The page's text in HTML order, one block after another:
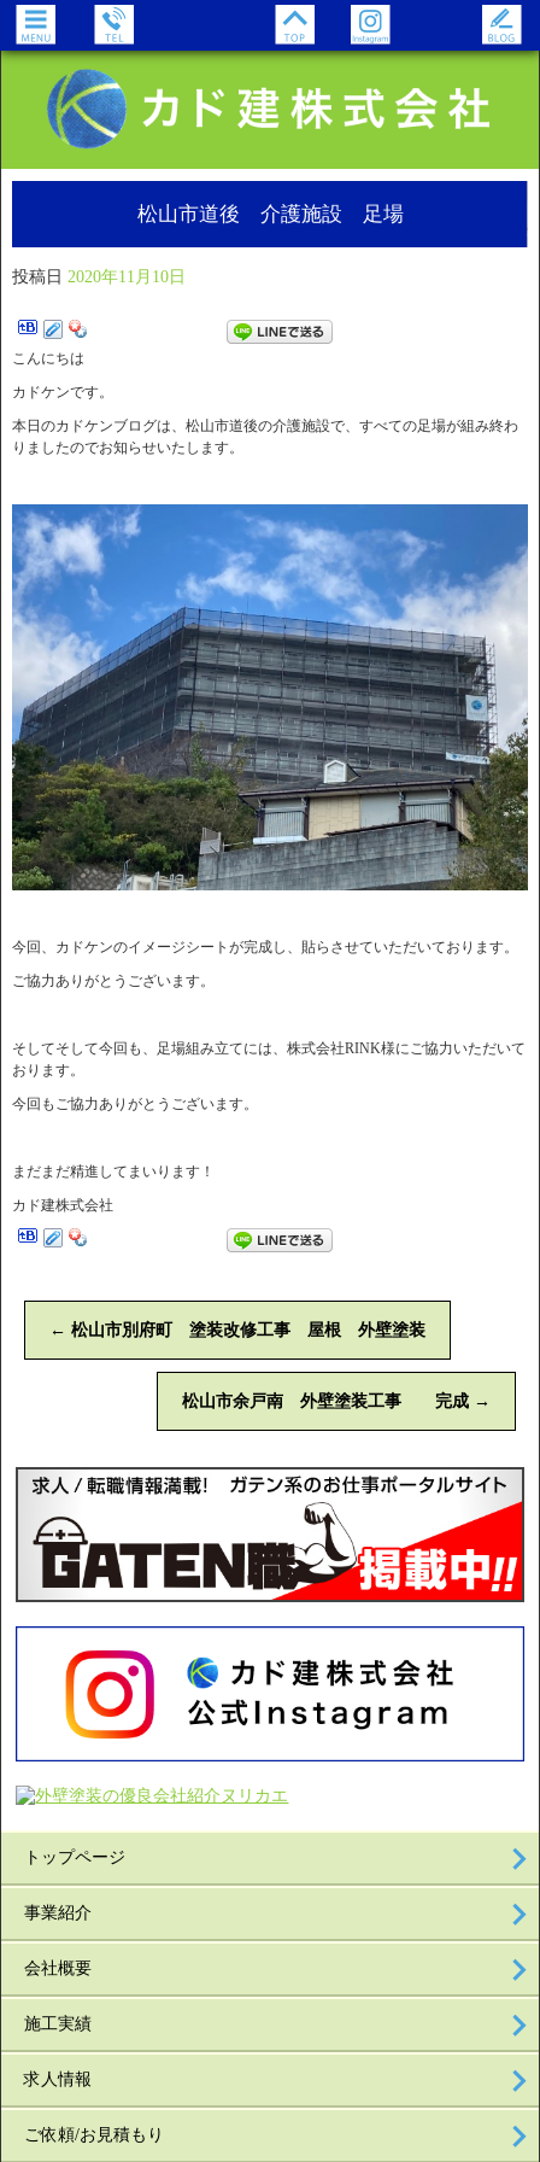
松山市道後 介護施設 足場
投稿日 2020年11月10日
こんにちは
カドケンです。
本日のカドケンブログは、松山市道後の介護施設で、すべての足場が組み終わ
りましたのでお知らせいたします。
今回、カドケンのイメージシートが完成し、貼らさせていただいております。
ご協力ありがとうございます。
そしてそして今回も、足場組み立てには、株式会社RINK様にご協力いただいて
おります。
今回もご協力ありがとうございます。
まだまだ精進してまいります！
カド建株式会社
← 松山市別府町 塗装改修工事 屋根 外壁塗装
松山市余戸南 外壁塗装工事 完成 →
トップページ
事業紹介
会社概要
施工実績
求人情報
ご依頼/お見積もり